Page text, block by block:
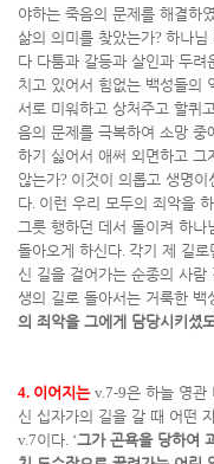
야하는 죽음의 문제를 해결하
삶의 의미를 찾았는가? 하나님
다 다툼과 갈등과 살인과 두려
치고 있어서 힘없는 백성들의
서로 미워하고 상처주고 할퀴
음의 문제를 극복하여 소망 중
하기 싫어서 애써 외면하고 그
않는가? 이것이 의롭고 생명이
다. 이런 우리 모두의 죄악을
그릇 행하던 데서 돌이켜 하
돌아오게 하신다. 각기 제 길
신 길을 걸어가는 순종의 사람
생의 길로 돌아서는 거룩한 백
의 죄악을 그에게 담당시키셨
4. 이어지는 v.7-9은 하늘 영관
신 십자가의 길을 갈 때 어떤
v.7이다. ‘그가 곤욕을 당하여